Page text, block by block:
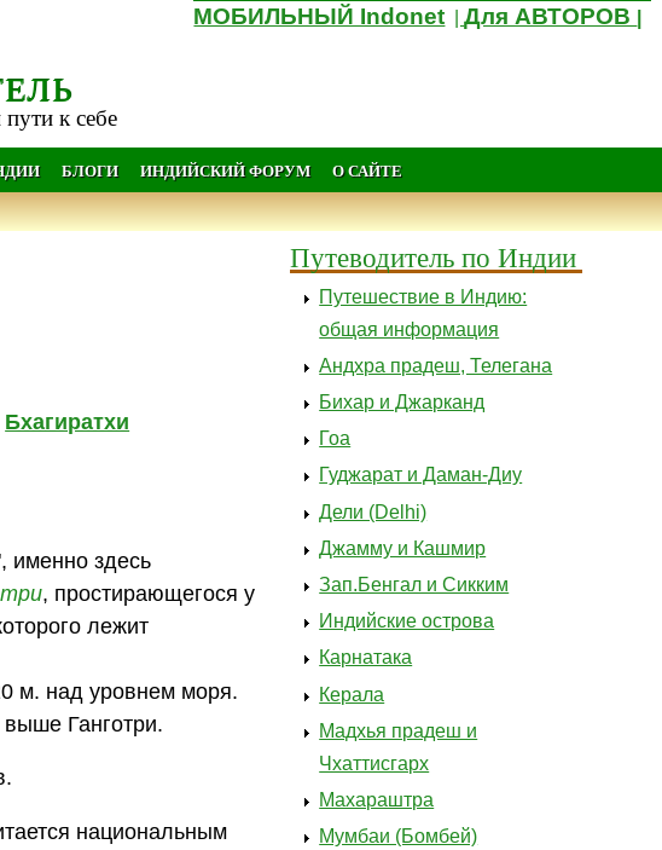
МОБИЛЬНЫЙ Indonet |Для АВТОРОВ
к себе
БЛОГИ ИНДИЙСКИЙ ФОРУМ О САЙТЕ
Бхагиратхи
именно здесь
, простирающегося у
лежит
м. над уровнем моря.
Ганготри.
национальным
Путеводитель по Индии
Путешествие в Индию:
общая информация
Андхра прадеш, Телегана
Бихар и Джарканд
Гоа
Гуджарат и Даман-Диу
Дели (Delhi)
Джамму и Кашмир
Зап.Бенгал и Сикким
Индийские острова
Карнатака
Керала
Мадхья прадеш и
Чхаттисгарх
Махараштра
Мумбаи (Бомбей)